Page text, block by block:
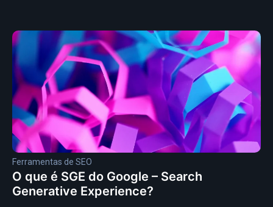
Ferramentas de SEO
O que é SGE do Google – Search
Generative Experience?